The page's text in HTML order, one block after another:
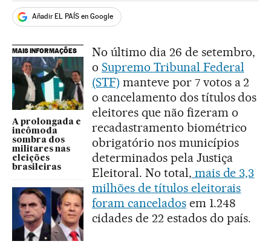
Añadir EL PAÍS en Google
MAIS INFORMAÇÕES
A prolongada e
incômoda
sombra dos
militares nas
eleições
brasileiras
No último dia 26 de setembro,
o Supremo Tribunal Federal
(STF) manteve por 7 votos a 2
o cancelamento dos títulos dos
eleitores que não fizeram o
recadastramento biométrico
obrigatório nos municípios
determinados pela Justiça
Eleitoral. No total, mais de 3,3
milhões de títulos eleitorais
foram canceladosem 1.248
cidades de 22 estados do país.